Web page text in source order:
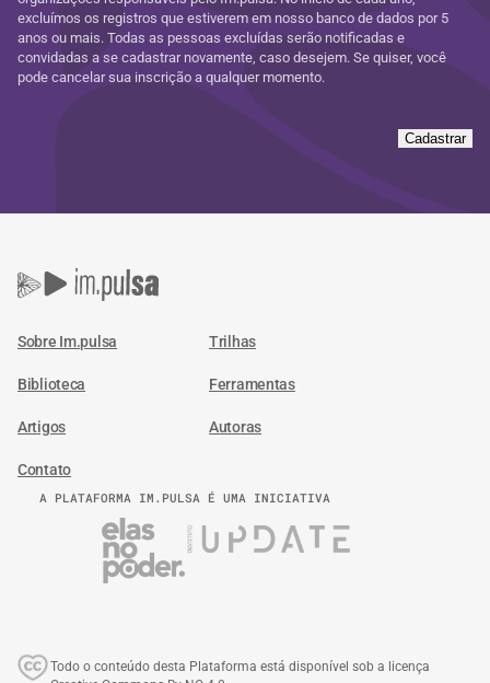
excluímos os registros que estiverem em nosso banco de dados por 5
anos ou mais. Todas as pessoas excluídas serão notificadas e
convidadas a se cadastrar novamente, caso desejem. Se quiser, você
pode cancelar sua inscrição a qualquer momento.
Cadastrar
Sobre Im.pulsa Trilhas
Biblioteca Ferramentas
Artigos Autoras
Contato
A PLATAFORMA IM.PULSA É UMA INICIATIVA
Todo o conteúdo desta Plataforma está disponível sob a licença